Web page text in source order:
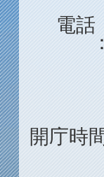
電話
開庁時